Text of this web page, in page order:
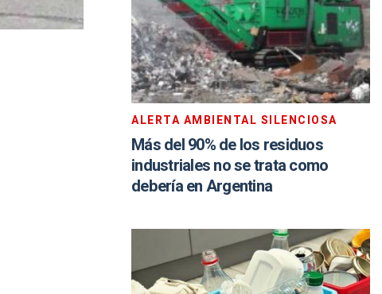
ALERTA AMBIENTAL SILENCIOSA
Más del 90% de los residuos
industriales no se trata como
debería en Argentina